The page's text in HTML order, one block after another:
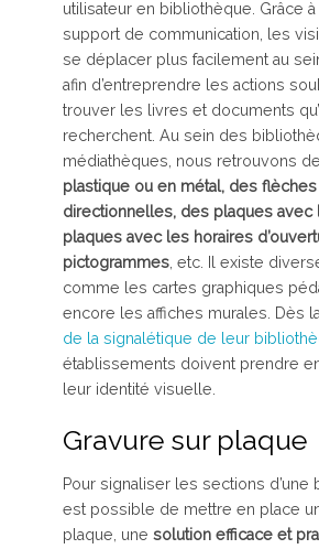
utilisateur en bibliothèque. Grâce
support de communication, les
se déplacer plus facilement au
afin d’entreprendre les actions
trouver les livres et documents
recherchent. Au sein des
médiathèques, nous retrouvons
plastique ou en métal, des flèches
directionnelles, des plaques avec
plaques avec les horaires
pictogrammes, etc. Il existe
comme les cartes graphiques
encore les affiches murales. Dès
de la signalétique de leur
établissements doivent prendre
leur identité visuelle.
Gravure sur plaque
Pour signaliser les sections d’une
est possible de mettre en place
plaque, une solution efficace et